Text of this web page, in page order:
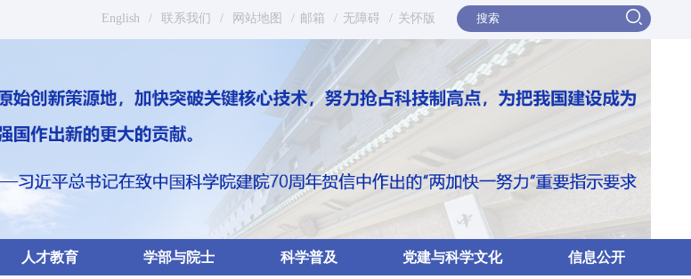
English / 联系我们 / 网站地图 / 邮箱 / 无障碍 / 关怀版
人才教育 学部与院士 科学普及 党建与科学文化 信息公开